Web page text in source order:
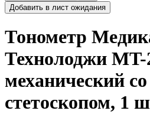
Добавить в лист ожидания
Тонометр
Технолоджи MT-
механический со
стетоскопом, 1